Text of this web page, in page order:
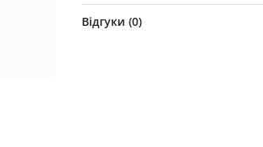
Відгуки (0)